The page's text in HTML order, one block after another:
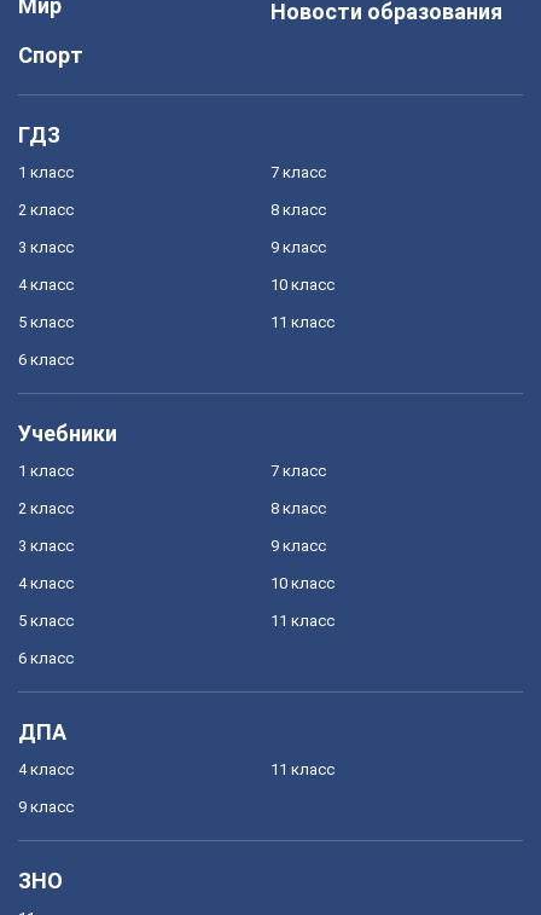
Мир
Спорт
Новости образования
ГДЗ
1 класс
2 класс
3 класс
4 класс
5 класс
6 класс
7 класс
8 класс
9 класс
10 класс
11 класс
Учебники
1 класс
2 класс
3 класс
4 класс
5 класс
6 класс
7 класс
8 класс
9 класс
10 класс
11 класс
ДПА
4 класс
9 класс
11 класс
ЗНО